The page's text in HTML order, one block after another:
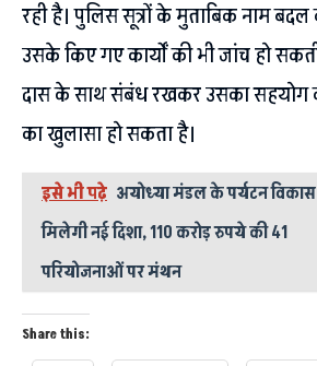
रही है। पुलिस सूत्रों के मुताबिक नाम
उसके किए गए कार्यों की भी जांच हो
दास के साथ संबंध रखकर उसका सहयोग
का खुलासा हो सकता है।
इसे भी पढ़े अयोध्या मंडल के पर्यटन
मिलेगी नई दिशा, 110 करोड़ रुपये की 41
परियोजनाओं पर मंथन
Share this: